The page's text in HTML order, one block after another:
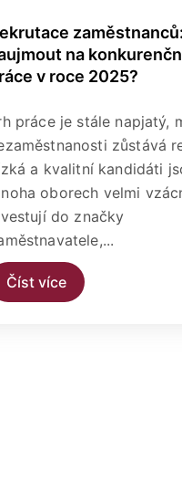
na
v roce 2025?
práce je stále napjatý,
zůstává
a kvalitní kandidáti
oborech velmi
do značky
Číst více